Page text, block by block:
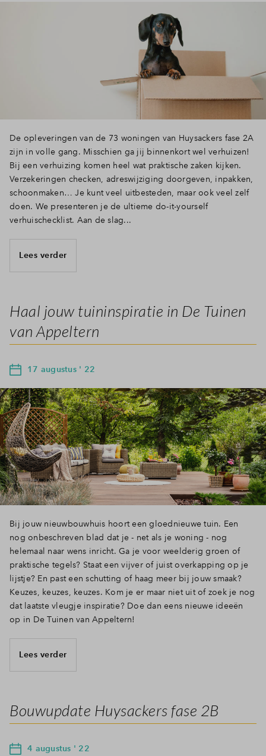
De opleveringen van de 73 woningen van Huysackers fase 2A
zijn in volle gang. Misschien ga jij binnenkort wel verhuizen!
Bij een verhuizing komen heel wat praktische zaken kijken.
Verzekeringen checken, adreswijziging doorgeven, inpakken,
schoonmaken… Je kunt veel uitbesteden, maar ook veel zelf
doen. We presenteren je de ultieme do-it-yourself
verhuischecklist. Aan de slag...
Lees verder
Haal jouw tuininspiratie in De Tuinen
van Appeltern
17 augustus ' 22
Bij jouw nieuwbouwhuis hoort een gloednieuwe tuin. Een
nog onbeschreven blad dat je - net als je woning - nog
helemaal naar wens inricht. Ga je voor weelderig groen of
praktische tegels? Staat een vijver of juist overkapping op je
lijstje? En past een schutting of haag meer bij jouw smaak?
Keuzes, keuzes, keuzes. Kom je er maar niet uit of zoek je nog
dat laatste vleugje inspiratie? Doe dan eens nieuwe ideeën
op in De Tuinen van Appeltern!
Lees verder
Bouwupdate Huysackers fase 2B
4 augustus ' 22